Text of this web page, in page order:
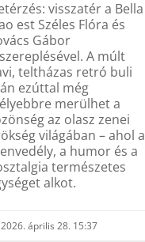
visszatér a Bella
est Széles Flóra és
Gábor
A múlt
teltházas retró buli
ezúttal még
merülhet a
az olasz zenei
világában – ahol a
a humor és a
természetes
alkot.
2026. április 28. 15:37